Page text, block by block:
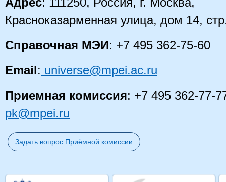
Красноказарменная улица, дом 14,
Справочная МЭИ: +7 495 362-75-60
Email: universe@mpei.ac.ru
Приемная комиссия: +7 495 362-77-
pk@mpei.ru
Задать вопрос Приёмной комиссии